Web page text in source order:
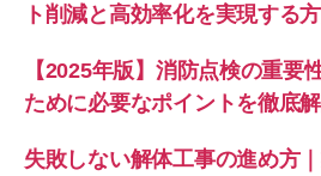
ト削減と高効率化を実現する
【2025年版】消防点検の重要
ために必要なポイントを徹底
失敗しない解体工事の進め方